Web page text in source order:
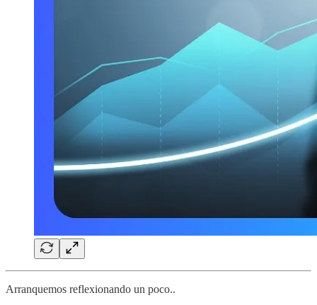
Arranquemos reflexionando un poco..